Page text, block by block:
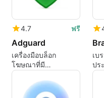
4.7 ฟรี
Adguard
เครื่องมือบล็อก
โฆษณาที่มี
ประสิทธิภาพสำหรับผู้
ใช้ Mac
เบ
ปร
เน้